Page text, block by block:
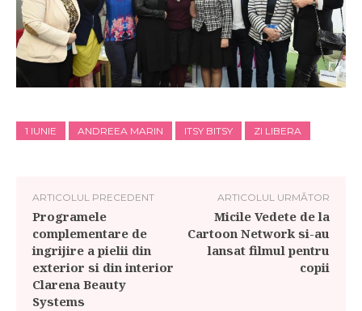
1 IUNIE ANDREEA MARIN ITSY BITSY ZI LIBERA
ARTICOLUL PRECEDENT
Programele
complementare de
ingrijire a pielii din
exterior si din interior
Clarena Beauty
Systems
ARTICOLUL URMĂTOR
Micile Vedete de la
Cartoon Network si-au
lansat filmul pentru
copii